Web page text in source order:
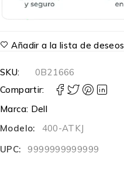
Añadir a la lista de deseos
SKU:
0B21666
Compartir:
Marca: Dell
Modelo:
400-ATKJ
UPC:
9999999999999